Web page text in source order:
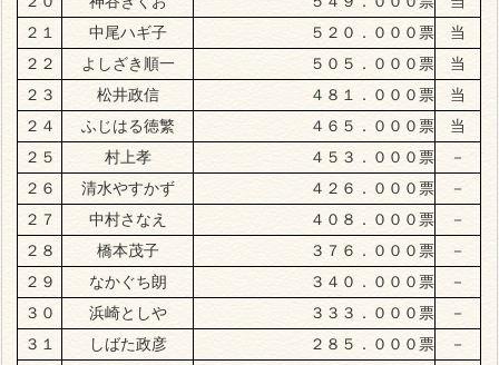
２１
中尾ハギ子 ５２０．０００票
当
２２
よしざき順一 ５０５．０００票
当
２３
松井政信 ４８１．０００票
当
２４
ふじはる徳繁 ４６５．０００票
当
２５
村上孝 ４５３．０００票
－
２６
清水やすかず ４２６．０００票
－
２７
中村さなえ ４０８．０００票
－
２８
橋本茂子 ３７６．０００票
－
２９
なかぐち朗 ３４０．０００票
－
３０
浜崎としや ３３３．０００票
－
３１
しばた政彦 ２８５．０００票
－